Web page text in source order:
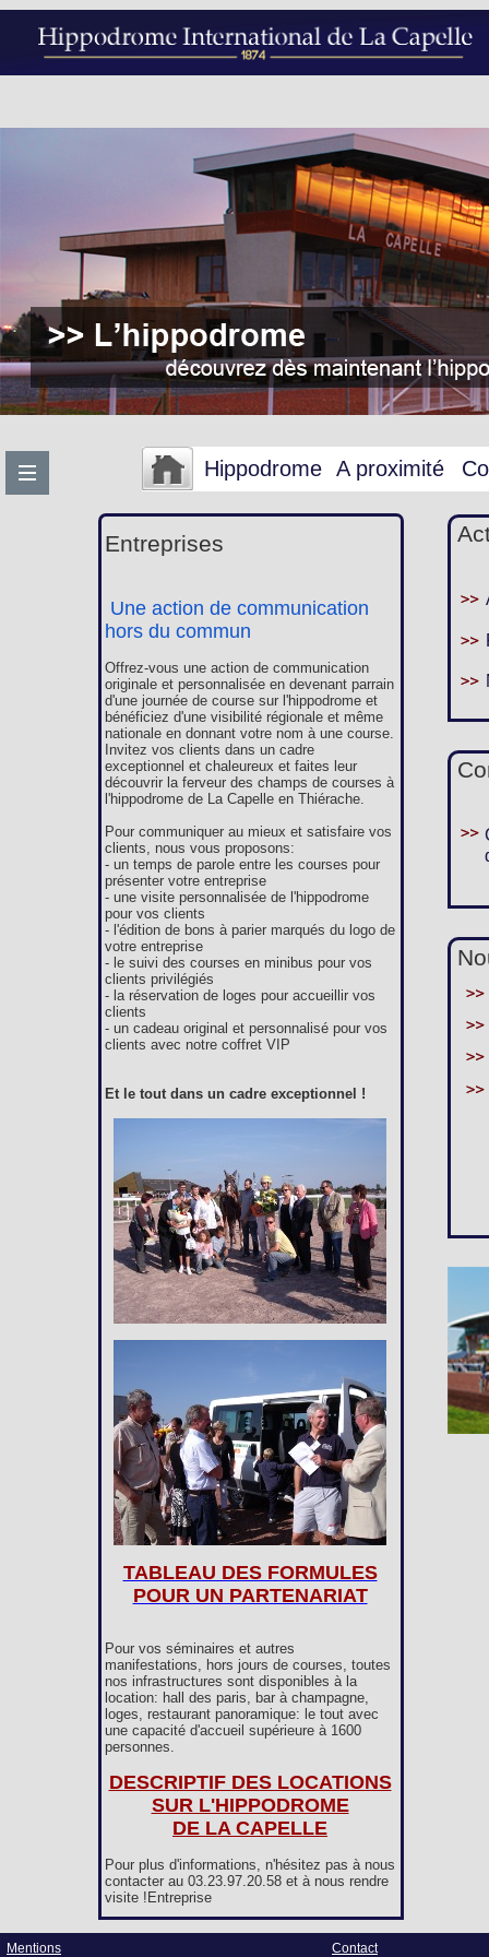
Hippodrome A proximité
Entreprises
Une action de communication
hors du commun
Offrez-vous une action de communication
originale et personnalisée en devenant parrain
d'une journée de course sur l'hippodrome et
bénéficiez d'une visibilité régionale et même
nationale en donnant votre nom à une course.
Invitez vos clients dans un cadre
exceptionnel et chaleureux et faites leur
découvrir la ferveur des champs de courses à
l'hippodrome de La Capelle en Thiérache.
Pour communiquer au mieux et satisfaire vos
clients, nous vous proposons:
- un temps de parole entre les courses pour
présenter votre entreprise
- une visite personnalisée de l'hippodrome
pour vos clients
- l'édition de bons à parier marqués du logo de
votre entreprise
- le suivi des courses en minibus pour vos
clients privilégiés
- la réservation de loges pour accueillir vos
clients
- un cadeau original et personnalisé pour vos
clients avec notre coffret VIP
Et le tout dans un cadre exceptionnel !
TABLEAU DES FORMULES
POUR UN PARTENARIAT
Pour vos séminaires et autres
manifestations, hors jours de courses, toutes
nos infrastructures sont disponibles à la
location: hall des paris, bar à champagne,
loges, restaurant panoramique: le tout avec
une capacité d'accueil supérieure à 1600
personnes.
DESCRIPTIF DES LOCATIONS
SUR L'HIPPODROME
DE LA CAPELLE
Pour plus d'informations, n'hésitez pas à nous
contacter au 03.23.97.20.58 et à nous rendre
visite !Entreprise
Mentions
Contact